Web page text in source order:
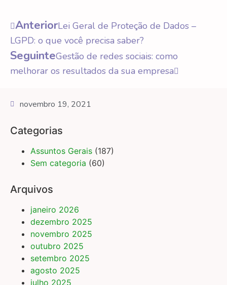
AnteriorLei Geral de Proteção de Dados –
LGPD: o que você precisa saber?
SeguinteGestão de redes sociais: como
melhorar os resultados da sua empresa
novembro 19, 2021
Categorias
Assuntos Gerais (187)
Sem categoria (60)
Arquivos
janeiro 2026
dezembro 2025
novembro 2025
outubro 2025
setembro 2025
agosto 2025
julho 2025